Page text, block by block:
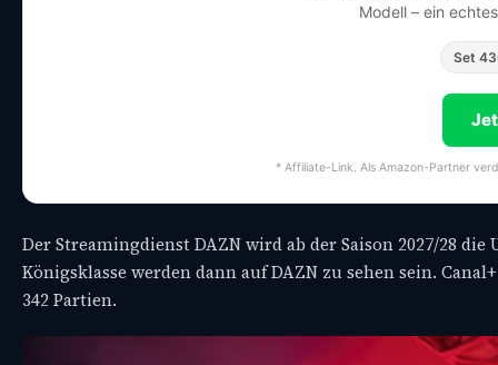
Modell – ein
Set
* Affiliate-Link. Als Amazon-Partner
Der Streamingdienst DAZN wird ab der Saison 2027/28
Königsklasse werden dann auf DAZN zu sehen sein.
342 Partien.